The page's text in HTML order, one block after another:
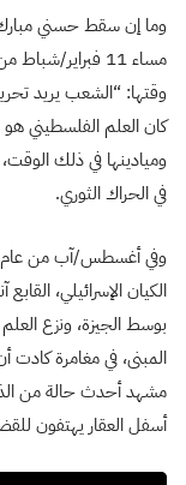
وما إن سقط حسني
مساء 11 فبراير/
وقتها: “الشعب يريد
كان العلم الفلسطيني
وميادينها في ذلك
في الحراك الثوري.
وفي أغسطس/آب من عام
الكيان الإسرائيلي،
المبنى، في مغامرة
مشهد أحدث حالة من
أسفل العقار يهتفون